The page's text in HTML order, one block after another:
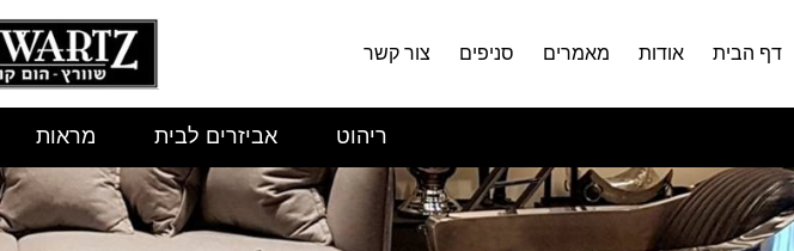
דף הבית אודות מאמרים סניפים צור קשר
ריהוט אביזרים לבית מראות